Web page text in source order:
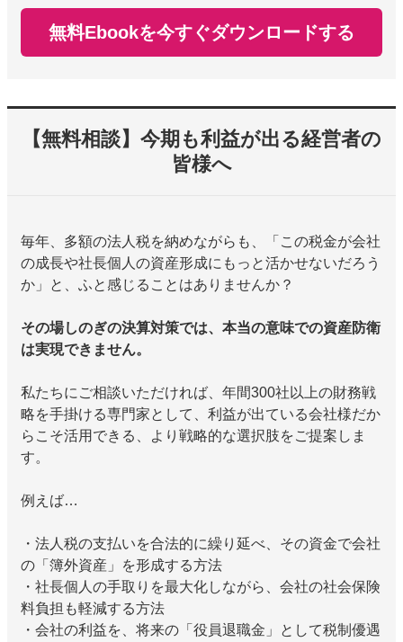
無料Ebookを今すぐダウンロードする
【無料相談】今期も利益が出る経営者の
皆様へ
毎年、多額の法人税を納めながらも、「この税金が会社
の成長や社長個人の資産形成にもっと活かせないだろう
か」と、ふと感じることはありませんか？
その場しのぎの決算対策では、本当の意味での資産防衛
は実現できません。
私たちにご相談いただければ、年間300社以上の財務戦
略を手掛ける専門家として、利益が出ている会社様だか
らこそ活用できる、より戦略的な選択肢をご提案しま
す。
例えば…
・法人税の支払いを合法的に繰り延べ、その資金で会社
の「簿外資産」を形成する方法
・社長個人の手取りを最大化しながら、会社の社会保険
料負担も軽減する方法
・会社の利益を、将来の「役員退職金」として税制優遇